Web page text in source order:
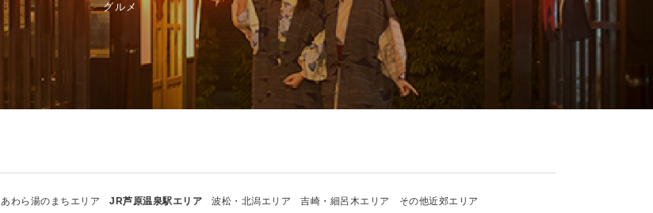
グルメ
あわら湯のまちエリア JR芦原温泉駅エリア 波松・北潟エリア 吉崎・細呂木エリア その他近郊エリア